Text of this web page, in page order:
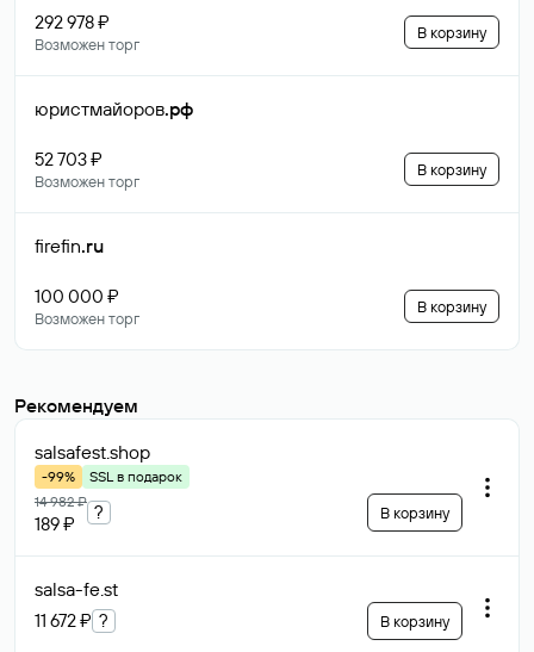
292 978 ₽
Возможен торг
В корзину
юристмайоров.рф
52 703 ₽
Возможен торг
В корзину
firefin.ru
100 000 ₽
Возможен торг
В корзину
Рекомендуем
salsafest.shop
-99%
SSL в подарок
14 982 ₽
189 ₽
? В корзину
salsa-fe.st
11 672 ₽ ? В корзину